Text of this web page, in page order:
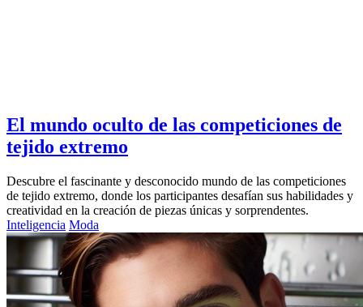
El mundo oculto de las competiciones de
tejido extremo
Descubre el fascinante y desconocido mundo de las competiciones
de tejido extremo, donde los participantes desafían sus habilidades y
creatividad en la creación de piezas únicas y sorprendentes.
Inteligencia Moda